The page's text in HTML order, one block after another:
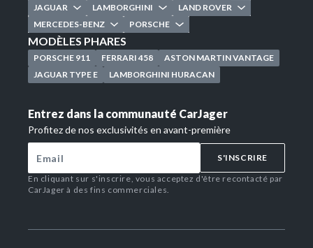
JAGUAR
LAMBORGHINI
LAND ROVER
MERCEDES-BENZ
PORSCHE
MODÈLES PHARES
PORSCHE 911 FERRARI 458
ASTON MARTIN VANTAGE
JAGUAR TYPE E
LAMBORGHINI HURACAN
Entrez dans la communauté CarJager
Profitez de nos exclusivités en avant-première
S'INSCRIRE
En cliquant sur s'inscrire, vous acceptez d'être recontacté par
CarJager à des fins commerciales.